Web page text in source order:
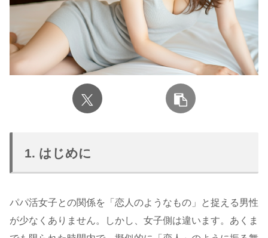
1. はじめに
パパ活女子との関係を「恋人のようなもの」と捉える男性
が少なくありません。しかし、女子側は違います。あくま